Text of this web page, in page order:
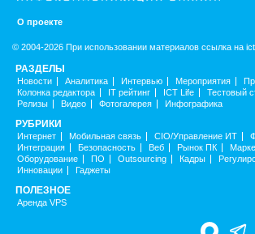
О проекте
© 2004-2026 При использовании материалов ссылка на
РАЗДЕЛЫ
Новости Аналитика Интервью Мероприятия
Колонка редактора
IT рейтинг ICT Life Тестовый
Релизы
Видео Фотогалерея Инфографика
РУБРИКИ
Интернет Мобильная связь CIO/Управление ИТ
Интеграция
Безопасность Веб Рынок ПК
Оборудование
ПО Outsourcing Кадры
Инновации
Гаджеты
ПОЛЕЗНОЕ
Аренда VPS